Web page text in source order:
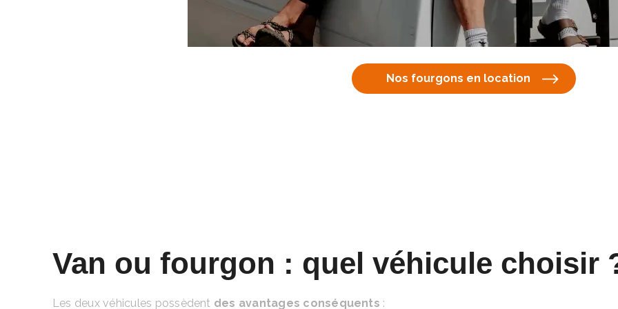
Nos fourgons en location
Van ou fourgon : quel véhicule choisir
Les deux véhicules possèdent des avantages conséquents :